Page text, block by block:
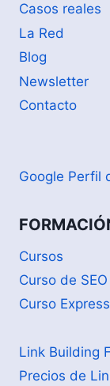
Casos reales
La Red
Blog
Newsletter
Contacto
Google Perfil
Cursos
Curso de
Curso
Link Building
Precios de